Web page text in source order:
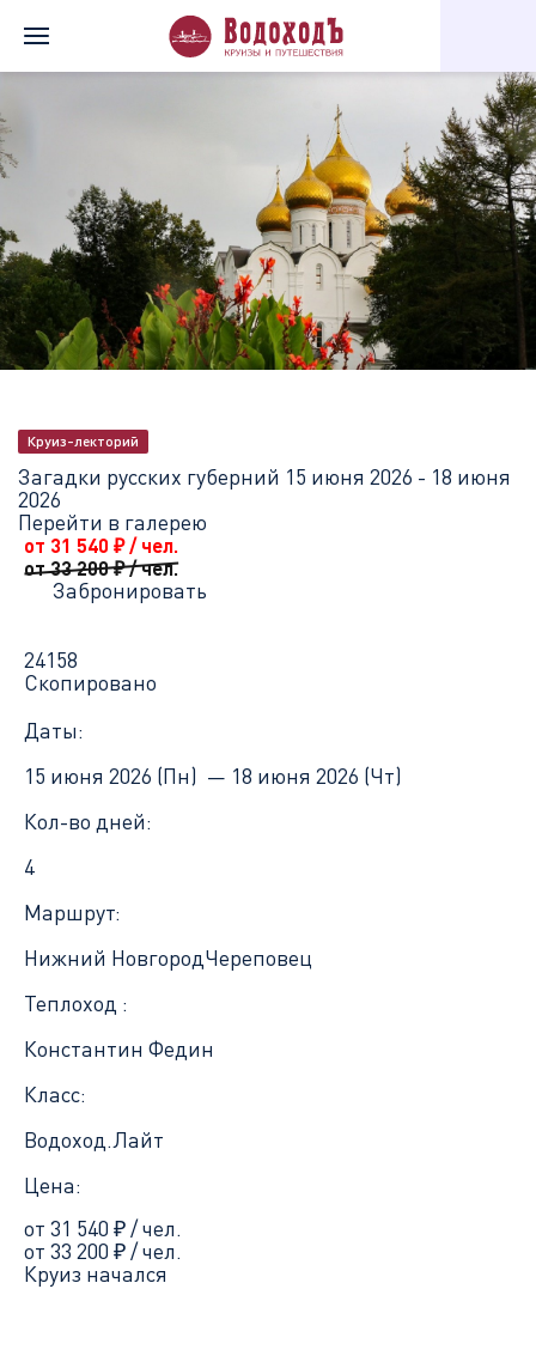
Круиз-лекторий
Загадки русских губерний 15 июня 2026 - 18 июня
2026
Перейти в галерею
от 31 540 ₽/ чел.
от 33 200₽/ чел.
Забронировать
24158
Скопировано
Даты:
15 июня 2026 (Пн) — 18 июня 2026 (Чт)
Кол-во дней:
4
Маршрут:
Нижний НовгородЧереповец
Теплоход :
Константин Федин
Класс:
Водоход.Лайт
Цена:
от 31 540 ₽/ чел.
от 33 200 ₽/ чел.
Круиз начался